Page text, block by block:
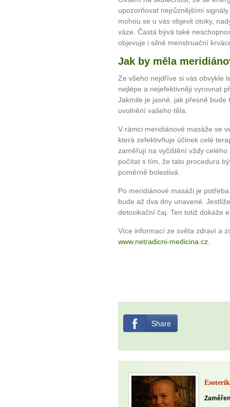
upozorňovat nejrůznějšími
mohou se u vás objevit otoky,
váze. Častá bývá také
objevuje i silné menstruační
Jak by měla
Ze všeho nejdříve si vás obvykle
nejlépe a nejefektivněji vyrovnat
Jakmile je jasné, jak přesně
uvolnění vašeho těla.
V rámci meridiánové masáže se
která zefektivňuje účinek celé
zaměřují na vyčištění vždy
počítat s tím, že tato procedura
poměrně bolestivá.
Po meridiánové masáži je
bude až dva dny unavené.
detoxikační čaj. Ten totiž dokáže
Více informací ze světa zdraví a
www.netradicni-medicina.cz
Share